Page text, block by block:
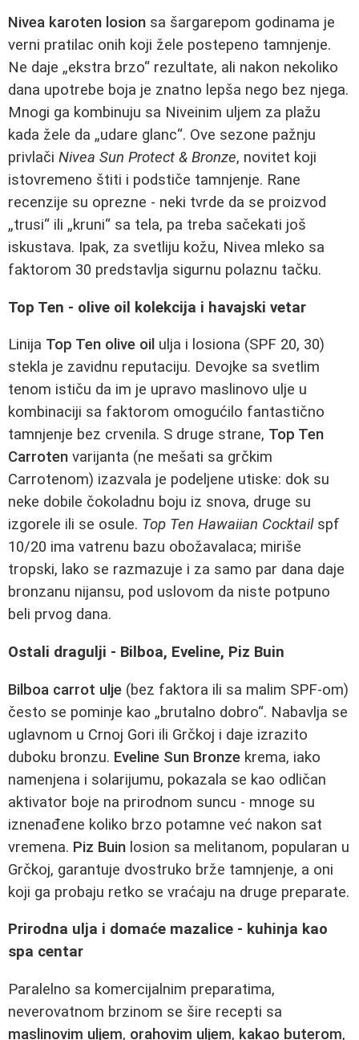
Nivea karoten losion sa šargarepom godinama je
verni pratilac onih koji žele postepeno tamnjenje.
Ne daje „ekstra brzo“ rezultate, ali nakon nekoliko
dana upotrebe boja je znatno lepša nego bez njega.
Mnogi ga kombinuju sa Niveinim uljem za plažu
kada žele da „udare glanc“. Ove sezone pažnju
privlači Nivea Sun Protect & Bronze, novitet koji
istovremeno štiti i podstiče tamnjenje. Rane
recenzije su oprezne - neki tvrde da se proizvod
„trusi“ ili „kruni“ sa tela, pa treba sačekati još
iskustava. Ipak, za svetliju kožu, Nivea mleko sa
faktorom 30 predstavlja sigurnu polaznu tačku.
Top Ten - olive oil kolekcija i havajski vetar
Linija Top Ten olive oil ulja i losiona (SPF 20, 30)
stekla je zavidnu reputaciju. Devojke sa svetlim
tenom ističu da im je upravo maslinovo ulje u
kombinaciji sa faktorom omogućilo fantastično
tamnjenje bez crvenila. S druge strane, Top Ten
Carroten varijanta (ne mešati sa grčkim
Carrotenom) izazvala je podeljene utiske: dok su
neke dobile čokoladnu boju iz snova, druge su
izgorele ili se osule. Top Ten Hawaiian Cocktailspf
10/20 ima vatrenu bazu obožavalaca; miriše
tropski, lako se razmazuje i za samo par dana daje
bronzanu nijansu, pod uslovom da niste potpuno
beli prvog dana.
Ostali dragulji - Bilboa, Eveline, Piz Buin
Bilboa carrot ulje (bez faktora ili sa malim SPF-om)
često se pominje kao „brutalno dobro“. Nabavlja se
uglavnom u Crnoj Gori ili Grčkoj i daje izrazito
duboku bronzu. Eveline Sun Bronze krema, iako
namenjena i solarijumu, pokazala se kao odličan
aktivator boje na prirodnom suncu - mnoge su
iznenađene koliko brzo potamne već nakon sat
vremena. Piz Buin losion sa melitanom, popularan u
Grčkoj, garantuje dvostruko brže tamnjenje, a oni
koji ga probaju retko se vraćaju na druge preparate.
Prirodna ulja i domaće mazalice - kuhinja kao
spa centar
Paralelno sa komercijalnim preparatima,
neverovatnom brzinom se šire recepti sa
maslinovim uljem, orahovim uljem, kakao buterom,